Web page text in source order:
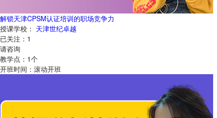
解锁天津CPSM认证培训的职场竞争力
授课学校： 天津世纪卓越
已关注： 1
请咨询
教学点： 1个
开班时间： 滚动开班